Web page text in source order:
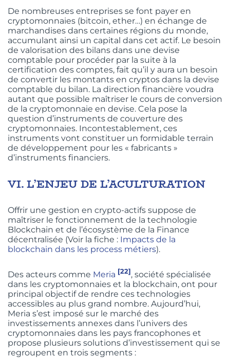
De nombreuses entreprises se font payer en
cryptomonnaies (bitcoin, ether…) en échange de
marchandises dans certaines régions du monde,
accumulant ainsi un capital dans cet actif. Le besoin
de valorisation des bilans dans une devise
comptable pour procéder par la suite à la
certification des comptes, fait qu’il y aura un besoin
de convertir les montants en cryptos dans la devise
comptable du bilan. La direction financière voudra
autant que possible maîtriser le cours de conversion
de la cryptomonnaie en devise. Cela pose la
question d’instruments de couverture des
cryptomonnaies. Incontestablement, ces
instruments vont constituer un formidable terrain
de développement pour les « fabricants »
d’instruments financiers.
VI.L’ENJEU DE L’ACULTURATION
Offrir une gestion en crypto-actifs suppose de
maîtriser le fonctionnement de la technologie
Blockchain et de l’écosystème de la Finance
décentralisée (Voir la fiche : Impacts de la
blockchain dans les process métiers).
Des acteurs comme Meria [22], société spécialisée
dans les cryptomonnaies et la blockchain, ont pour
principal objectif de rendre ces technologies
accessibles au plus grand nombre. Aujourd’hui,
Meria s’est imposé sur le marché des
investissements annexes dans l’univers des
cryptomonnaies dans les pays francophones et
propose plusieurs solutions d’investissement qui se
regroupent en trois segments :